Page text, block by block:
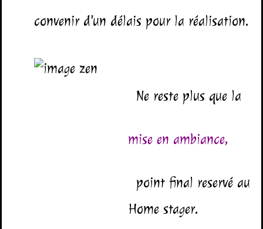
convenir d'un délais pour la réalisation.
Ne reste plus que la
mise en ambiance,
point final reservé au
Home stager.